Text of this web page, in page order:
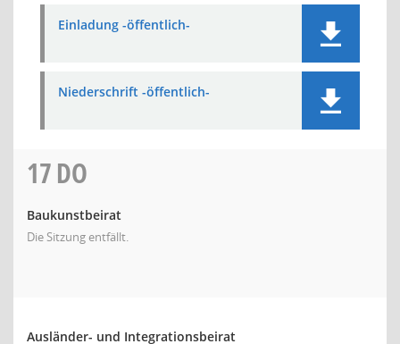
Einladung -öffentlich-
Niederschrift -öffentlich-
17DO
Baukunstbeirat
Die Sitzung entfällt.
Ausländer- und Integrationsbeirat